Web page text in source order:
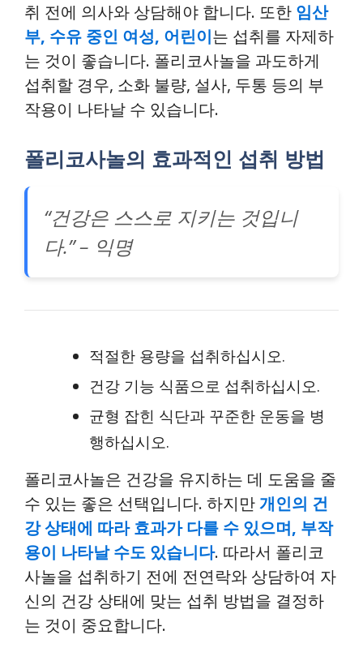
취 전에 의사와 상담해야 합니다. 또한 임산
부, 수유 중인 여성, 어린이는 섭취를 자제하
는 것이 좋습니다. 폴리코사놀을 과도하게
섭취할 경우, 소화 불량, 설사, 두통 등의 부
작용이 나타날 수 있습니다.
폴리코사놀의 효과적인 섭취 방법
“건강은 스스로 지키는 것입니
다.” – 익명
적절한 용량을 섭취하십시오.
건강 기능 식품으로 섭취하십시오.
균형 잡힌 식단과 꾸준한 운동을 병
행하십시오.
폴리코사놀은 건강을 유지하는 데 도움을 줄
수 있는 좋은 선택입니다. 하지만개인의 건
강 상태에 따라 효과가 다를 수 있으며, 부작
용이 나타날 수도 있습니다. 따라서 폴리코
사놀을 섭취하기 전에 전연락와 상담하여 자
신의 건강 상태에 맞는 섭취 방법을 결정하
는 것이 중요합니다.